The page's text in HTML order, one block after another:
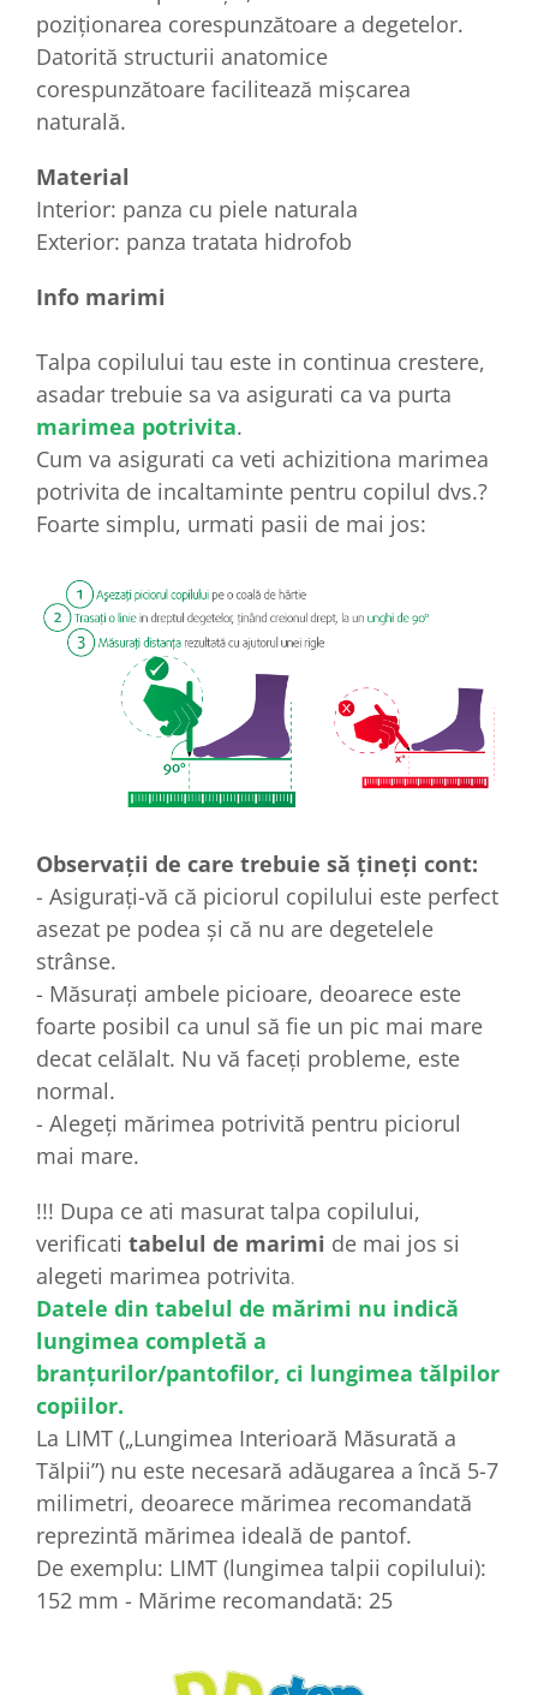
poziționarea corespunzătoare a degetelor.
Datorită structurii anatomice
corespunzătoare facilitează mișcarea
naturală.
Material
Interior: panza cu piele naturala
Exterior: panza tratata hidrofob
Info marimi
Talpa copilului tau este in continua crestere,
asadar trebuie sa va asigurati ca va purta
marimea potrivita.
Cum va asigurati ca veti achizitiona marimea
potrivita de incaltaminte pentru copilul dvs.?
Foarte simplu, urmati pasii de mai jos:
Observații de care trebuie să țineți cont:
- Asigurați-vă că piciorul copilului este perfect
asezat pe podea și că nu are degetelele
strânse.
- Măsurați ambele picioare, deoarece este
foarte posibil ca unul să fie un pic mai mare
decat celălalt. Nu vă faceți probleme, este
normal.
- Alegeți mărimea potrivită pentru piciorul
mai mare.
!!! Dupa ce ati masurat talpa copilului,
verificati tabelul de marimi de mai jos si
alegeti marimea potrivita.
Datele din tabelul de mărimi nu indică
lungimea completă a
branțurilor/pantofilor, ci lungimea tălpilor
copiilor.
La LIMT („Lungimea Interioară Măsurată a
Tălpii”) nu este necesară adăugarea a încă 5-7
milimetri, deoarece mărimea recomandată
reprezintă mărimea ideală de pantof.
De exemplu: LIMT (lungimea talpii copilului):
152 mm - Mărime recomandată: 25